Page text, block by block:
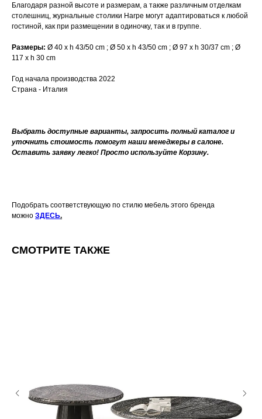
Благодаря разной высоте и размерам, а также различным отделкам
столешниц, журнальные столики Harpe могут адаптироваться к любой
гостиной, как при размещении в одиночку, так и в группе.
Размеры: Ø 40 x h 43/50 cm ; Ø 50 x h 43/50 cm ; Ø 97 x h 30/37 cm ; Ø
117 x h 30 cm
Год начала производства 2022
Страна - Италия
Выбрать доступные варианты, запросить полный каталог и
уточнить стоимость помогут наши менеджеры в салоне.
Оставить заявку легко! Просто используйте Корзину.
Подобрать соответствующую по стилю мебель этого бренда
можно ЗДЕСЬ.
СМОТРИТЕ ТАКЖЕ